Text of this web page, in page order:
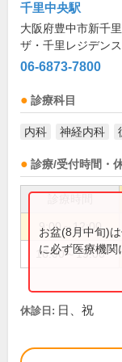
千里中央駅
大阪府豊中市新千
ザ・千里レジデン
06-6873-7800
診療科目
内科 神経内科
診療/受付時間・
9:00～12:00
16:00～19:00
お盆(8月中旬)
に必ず医療機関
休診日: 日、祝